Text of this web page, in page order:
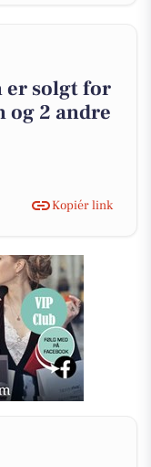
er solgt for
og 2 andre
Kopiér link